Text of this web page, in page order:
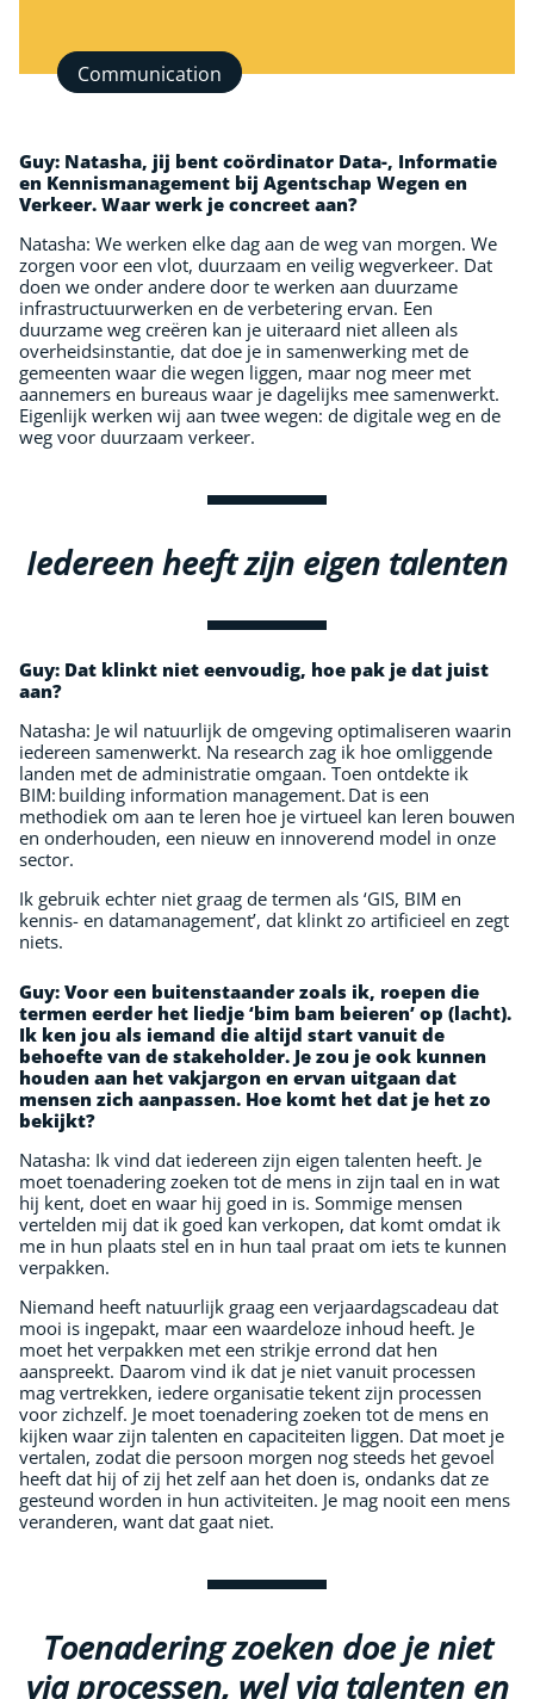
Communication
Guy: Natasha, jij bent coördinator Data-, Informatie
en Kennismanagement bij Agentschap Wegen en
Verkeer. Waar werk je concreet aan?
Natasha: We werken elke dag aan de weg van morgen. We
zorgen voor een vlot, duurzaam en veilig wegverkeer. Dat
doen we onder andere door te werken aan duurzame
infrastructuurwerken en de verbetering ervan. Een
duurzame weg creëren kan je uiteraard niet alleen als
overheidsinstantie, dat doe je in samenwerking met de
gemeenten waar die wegen liggen, maar nog meer met
aannemers en bureaus waar je dagelijks mee samenwerkt.
Eigenlijk werken wij aan twee wegen: de digitale weg en de
weg voor duurzaam verkeer.
Iedereen heeft zijn eigen talenten
Guy: Dat klinkt niet eenvoudig, hoe pak je dat juist
aan?
Natasha: Je wil natuurlijk de omgeving optimaliseren waarin
iedereen samenwerkt. Na research zag ik hoe omliggende
landen met de administratie omgaan. Toen ontdekte ik
BIM: building information management. Dat is een
methodiek om aan te leren hoe je virtueel kan leren bouwen
en onderhouden, een nieuw en innoverend model in onze
sector.
Ik gebruik echter niet graag de termen als ‘GIS, BIM en
kennis- en datamanagement’, dat klinkt zo artificieel en zegt
niets.
Guy: Voor een buitenstaander zoals ik, roepen die
termen eerder het liedje ‘bim bam beieren’ op (lacht).
Ik ken jou als iemand die altijd start vanuit de
behoefte van de stakeholder. Je zou je ook kunnen
houden aan het vakjargon en ervan uitgaan dat
mensen zich aanpassen. Hoe komt het dat je het zo
bekijkt?
Natasha: Ik vind dat iedereen zijn eigen talenten heeft. Je
moet toenadering zoeken tot de mens in zijn taal en in wat
hij kent, doet en waar hij goed in is. Sommige mensen
vertelden mij dat ik goed kan verkopen, dat komt omdat ik
me in hun plaats stel en in hun taal praat om iets te kunnen
verpakken.
Niemand heeft natuurlijk graag een verjaardagscadeau dat
mooi is ingepakt, maar een waardeloze inhoud heeft. Je
moet het verpakken met een strikje errond dat hen
aanspreekt. Daarom vind ik dat je niet vanuit processen
mag vertrekken, iedere organisatie tekent zijn processen
voor zichzelf. Je moet toenadering zoeken tot de mens en
kijken waar zijn talenten en capaciteiten liggen. Dat moet je
vertalen, zodat die persoon morgen nog steeds het gevoel
heeft dat hij of zij het zelf aan het doen is, ondanks dat ze
gesteund worden in hun activiteiten. Je mag nooit een mens
veranderen, want dat gaat niet.
Toenadering zoeken doe je niet
via processen, wel via talenten en